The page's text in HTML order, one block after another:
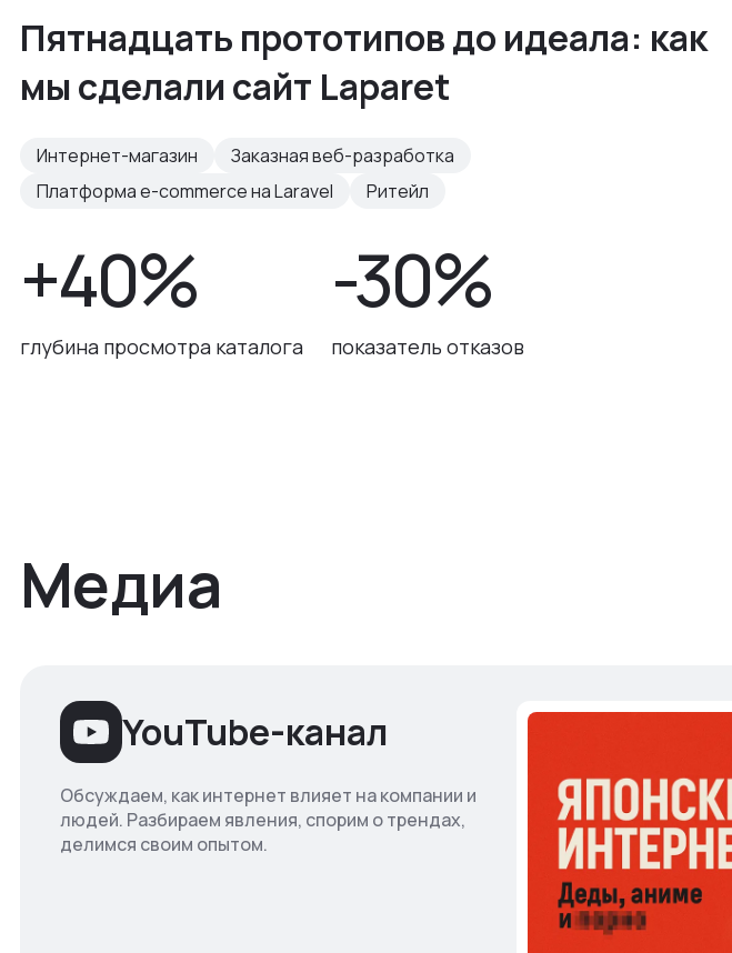
Пятнадцать прототипов до идеала: как
мы сделали сайт Laparet
Интернет-магазин
Заказная веб-разработка
Платформа e-commerce на Laravel
Ритейл
+40%
глубина просмотра каталога
-30%
показатель отказов
Медиа
YouTube-канал
Обсуждаем, как интернет влияет на компании и
людей. Разбираем явления, спорим о трендах,
делимся своим опытом.